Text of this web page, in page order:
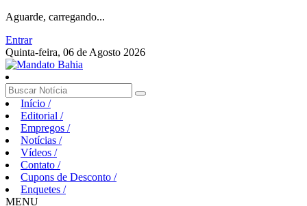
Aguarde, carregando...
Entrar
Quinta-feira, 06 de Agosto 2026
Início /
Editorial /
Empregos /
Notícias /
Vídeos /
Contato /
Cupons de Desconto /
Enquetes /
MENU